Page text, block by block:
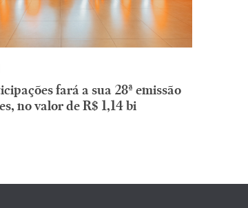
fará a sua 28ª emissão
no valor de R$ 1,14 bi